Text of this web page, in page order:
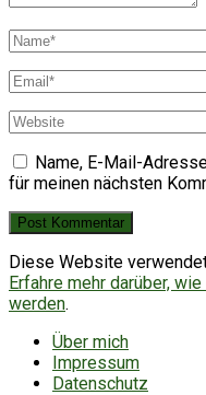
Name, E-Mail-
für meinen nächsten
Diese Website
Erfahre mehr darüber,
werden.
Über mich
Impressum
Datenschutz